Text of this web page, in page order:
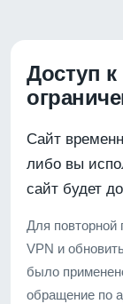
Доступ
Сайт
либо вы
сайт будет
Для повторной
VPN и
было
обращение по